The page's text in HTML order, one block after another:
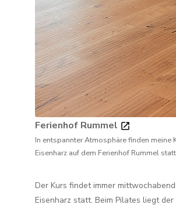
Ferienhof Rummel
In entspannter Atmosphäre finden meine
Eisenharz auf dem Ferienhof Rummel
Der Kurs findet immer
Eisenharz statt. Beim Pilates liegt